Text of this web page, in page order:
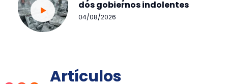
dos gobiernos indolentes
04/08/2026
Artículos